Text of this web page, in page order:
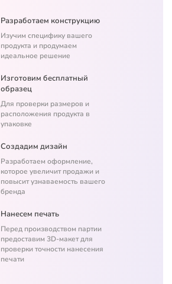
Разработаем конструкцию
Изучим специфику вашего
продукта и продумаем
идеальное решение
Изготовим бесплатный
образец
Для проверки размеров и
расположения продукта в
упаковке
Создадим дизайн
Разработаем оформление,
которое увеличит продажи и
повысит узнаваемость вашего
бренда
Нанесем печать
Перед производством партии
предоставим 3D-макет для
проверки точности нанесения
печати